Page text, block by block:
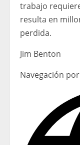
trabajo
resulta en
perdida.
Jim Benton
Navegación